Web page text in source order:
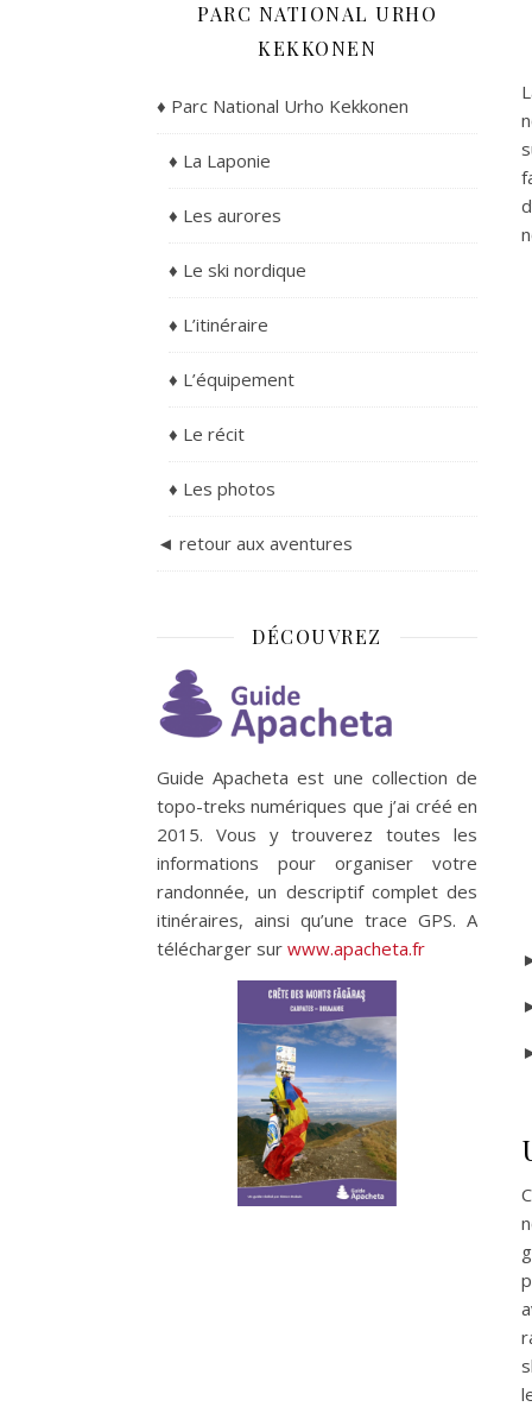
PARC NATIONAL URHO
KEKKONEN
♦ Parc National Urho Kekkonen
♦ La Laponie
♦ Les aurores
♦ Le ski nordique
♦ L’itinéraire
♦ L’équipement
♦ Le récit
♦ Les photos
◄ retour aux aventures
DÉCOUVREZ
Guide Apacheta est une collection de
topo-treks numériques que j’ai créé en
2015. Vous y trouverez toutes les
informations pour organiser votre
randonnée, un descriptif complet des
itinéraires, ainsi qu’une trace GPS. A
télécharger sur www.apacheta.fr